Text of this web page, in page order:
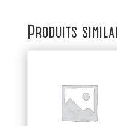
Produits